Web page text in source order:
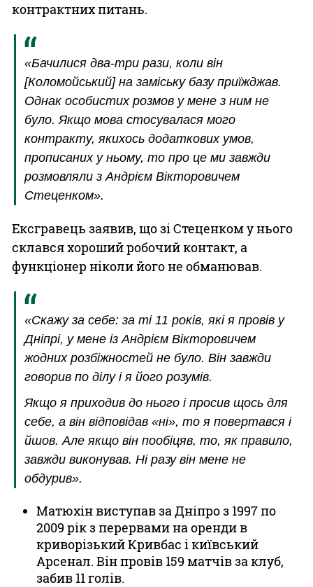
контрактних питань.
«Бачилися два-три рази, коли він
[Коломойський] на заміську базу приїжджав.
Однак особистих розмов у мене з ним не
було. Якщо мова стосувалася мого
контракту, якихось додаткових умов,
прописаних у ньому, то про це ми завжди
розмовляли з Андрієм Вікторовичем
Стеценком».
Ексгравець заявив, що зі Стеценком у нього
склався хороший робочий контакт, а
функціонер ніколи його не обманював.
«Скажу за себе: за ті 11 років, які я провів у
Дніпрі, у мене із Андрієм Вікторовичем
жодних розбіжностей не було. Він завжди
говорив по ділу і я його розумів.
Якщо я приходив до нього і просив щось для
себе, а він відповідав «ні», то я повертався і
йшов. Але якщо він пообіцяв, то, як правило,
завжди виконував. Ні разу він мене не
обдурив».
Матюхін виступав за Дніпро з 1997 по
2009 рік з перервами на оренди в
криворізький Кривбас і київський
Арсенал. Він провів 159 матчів за клуб,
забив 11 голів.